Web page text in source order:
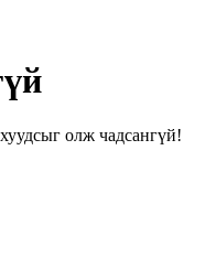
олж чадсангүй!